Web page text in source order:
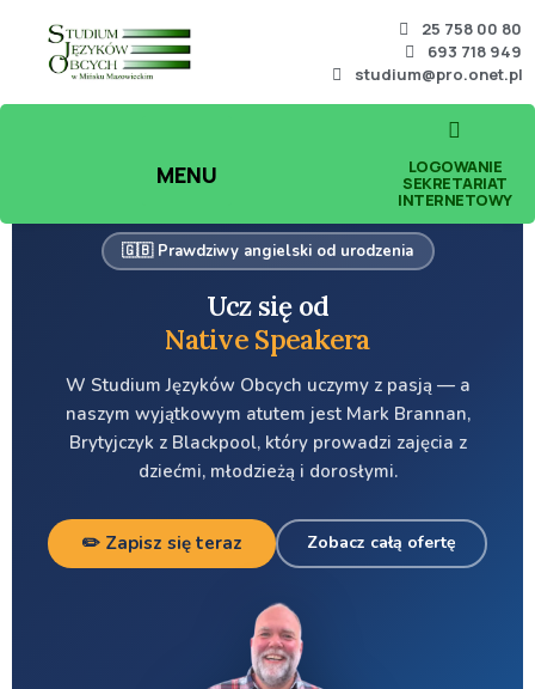
25 758 00 80
693 718 949
studium@pro.onet.pl
MENU LOGOWANIE
SEKRETARIAT
INTERNETOWY
🇬🇧 Prawdziwy angielski od urodzenia
Ucz się od
Native Speakera
W Studium Języków Obcych uczymy z pasją — a
naszym wyjątkowym atutem jest Mark Brannan,
Brytyjczyk z Blackpool, który prowadzi zajęcia z
dziećmi, młodzieżą i dorosłymi.
✏️ Zapisz się teraz Zobacz całą ofertę